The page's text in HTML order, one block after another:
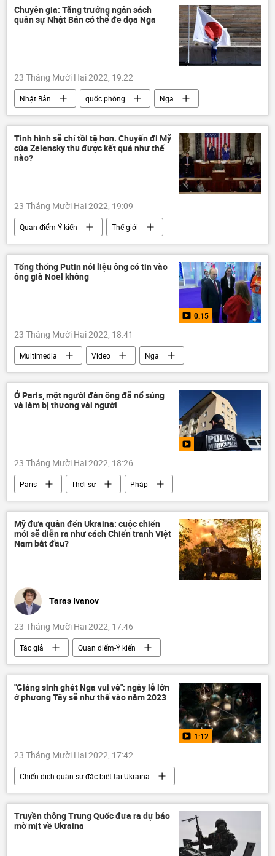
Chuyên gia: Tăng trưởng ngân sách
quân sự Nhật Bản có thể đe dọa Nga
23 Tháng Mười Hai 2022, 19:22
Nhật Bản quốc phòng
Nga
đe dọa
chuyên gia
Quan điểm-Ý kiến
Quân sự
ngân sách quân sự
Tình hình sẽ chỉ tồi tệ hơn. Chuyến đi Mỹ
của Zelensky thu được kết quả như thế
nào?
23 Tháng Mười Hai 2022, 19:09
Quan điểm-Ý kiến
Thế giới
Ukraina
xung đột
Vladimir Zelensky
Lầu Năm Góc
Kiev
Tổng thống Putin nói liệu ông có tin vào
ông già Noel không
0:15
23 Tháng Mười Hai 2022, 18:41
Multimedia Video
Nga
Vladimir Putin
Ông già Noel
Ở Paris, một người đàn ông đã nổ súng
và làm bị thương vài người
23 Tháng Mười Hai 2022, 18:26
Paris Thời sự
Pháp
Thế giới
Mỹ đưa quân đến Ukraina: cuộc chiến
mới sẽ diễn ra như cách Chiến tranh Việt
Nam bắt đầu?
Taras Ivanov
23 Tháng Mười Hai 2022, 17:46
Tác giả
Quan điểm-Ý kiến
Việt Nam
Chính trị
Quân sự
quân đội Mỹ
Nga
Ukraina
Vladimir Zelensky
chiến tranh Việt Nam
"Giáng sinh ghét Nga vui vẻ": ngày lễ lớn
ở phương Tây sẽ như thế vào năm 2023
1:12
23 Tháng Mười Hai 2022, 17:42
Chiến dịch quân sự đặc biệt tại Ukraina
Cuộc khủng hoảng ở Ukraina
Video từ Ukraina
Ukraina
DNR
Sáp nhập DNR, LNR, Zaporozhye và Kherson vào Nga
Truyền thông Trung Quốc đưa ra dự báo
mờ mịt về Ukraina